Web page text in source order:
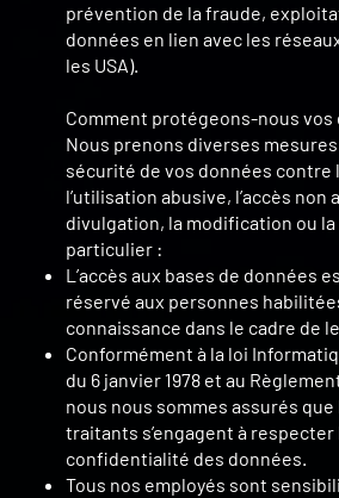
prévention de la fraude,
données en lien avec les
les USA).
Comment protégeons-nous vos
Nous prenons diverses
sécurité de vos données contre
l’utilisation abusive, l’accès non
divulgation, la modification ou
particulier :
L’accès aux bases de données
réservé aux personnes
connaissance dans le cadre de
Conformément à la loi
du 6 janvier 1978 et au
nous nous sommes assurés
traitants s’engagent à
confidentialité des données.
Tous nos employés sont